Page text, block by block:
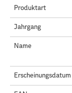
Produktart
Jahrgang
Name
Erscheinungsdatum